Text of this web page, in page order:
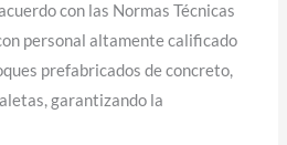
con las Normas Técnicas
personal altamente calificado
prefabricados de concreto,
garantizando la